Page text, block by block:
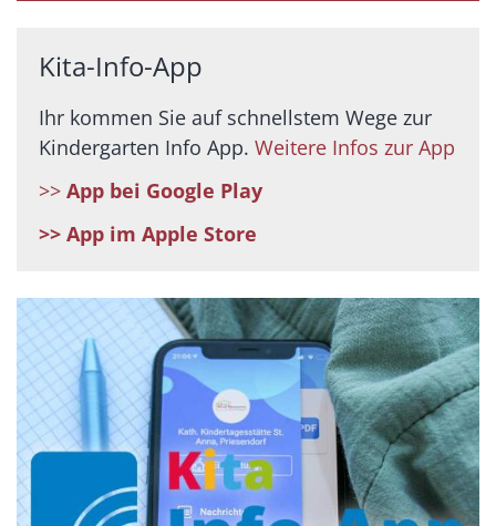
Kita-Info-App
Ihr kommen Sie auf schnellstem Wege zur
Kindergarten Info App. Weitere Infos zur App
>> App bei Google Play
>> App im Apple Store